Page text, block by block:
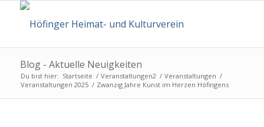
Blog - Aktuelle Neuigkeiten
Du bist hier: Startseite / Veranstaltungen2 / Veranstaltungen /
Veranstaltungen 2025 / Zwanzig Jahre Kunst im Herzen Höfingens